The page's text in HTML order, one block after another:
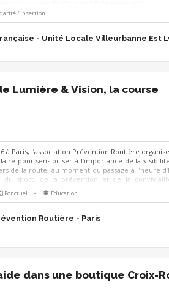
/ Insertion
- Unité Locale Villeurbanne Est
Lumière & Vision, la course
à Paris, l’association Prévention Routière
pour sensibiliser à l’importance de la
de la route, au moment du passage à l’heure
du sport, de la prévention et de la
enthousiastes pour contribuer au bon
sont proposées : - Retrait des dossards,
ravitaillement...
Ponctuel • Éducation
Routière - Paris
dans une boutique Croix-